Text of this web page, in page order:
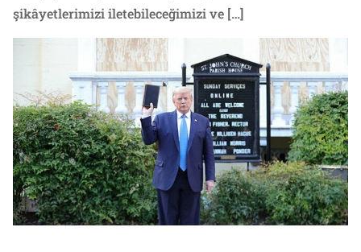
şikâyetlerimizi iletebileceğimizi ve […]